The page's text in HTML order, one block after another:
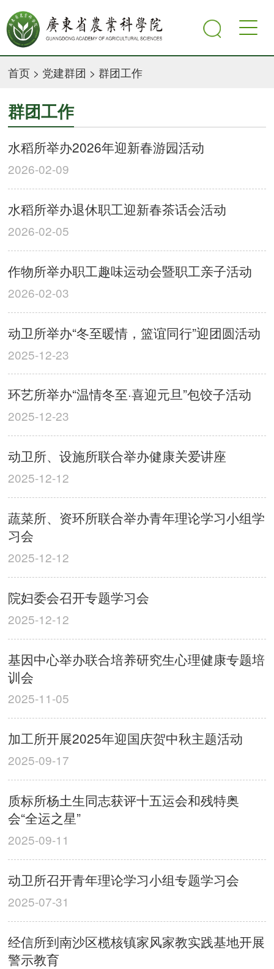
首页 > 党建群团 > 群团工作
群团工作
水稻所举办2026年迎新春游园活动
2026-02-09
水稻所举办退休职工迎新春茶话会活动
2026-02-05
作物所举办职工趣味运动会暨职工亲子活动
2026-02-03
动卫所举办“冬至暖情，篮谊同行”迎团圆活动
2025-12-23
环艺所举办“温情冬至·喜迎元旦”包饺子活动
2025-12-23
动卫所、设施所联合举办健康关爱讲座
2025-12-12
蔬菜所、资环所联合举办青年理论学习小组学
习会
2025-12-12
院妇委会召开专题学习会
2025-12-12
基因中心举办联合培养研究生心理健康专题培
训会
2025-11-05
加工所开展2025年迎国庆贺中秋主题活动
2025-09-17
质标所杨土生同志获评十五运会和残特奥
会“全运之星”
2025-09-11
动卫所召开青年理论学习小组专题学习会
2025-07-31
经信所到南沙区榄核镇家风家教实践基地开展
警示教育